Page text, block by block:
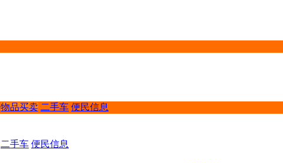
物品买卖 二手车 便民信息
二手车 便民信息